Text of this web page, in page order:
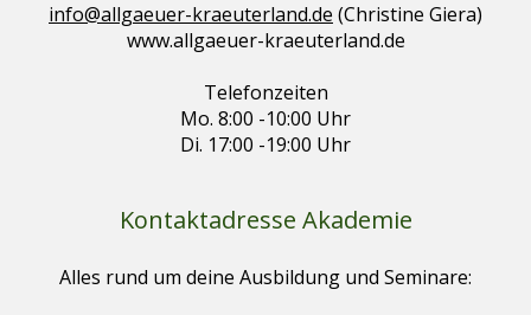
info@allgaeuer-kraeuterland.de (Christine Giera)
www.allgaeuer-kraeuterland.de
Telefonzeiten
Mo. 8:00 -10:00 Uhr
Di. 17:00 -19:00 Uhr
Kontaktadresse Akademie
Alles rund um deine Ausbildung und Seminare: